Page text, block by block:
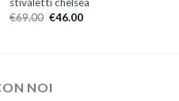
stivaletti chelsea
€69.00 €46.00
NOI